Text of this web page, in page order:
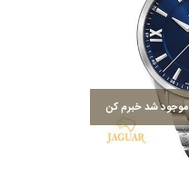
موجود شد خبرم کن